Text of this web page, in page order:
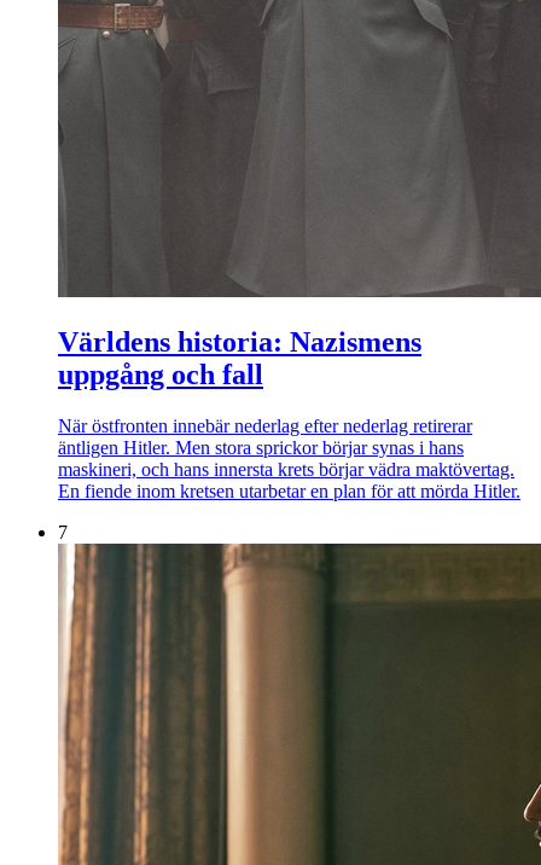
Världens historia: Nazismens
uppgång och fall
När östfronten innebär nederlag efter nederlag retirerar
äntligen Hitler. Men stora sprickor börjar synas i hans
maskineri, och hans innersta krets börjar vädra maktövertag.
En fiende inom kretsen utarbetar en plan för att mörda Hitler.
7